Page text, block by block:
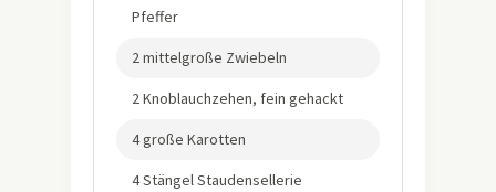
Pfeffer
2 mittelgroße Zwiebeln
2 Knoblauchzehen, fein gehackt
4 große Karotten
4 Stängel Staudensellerie